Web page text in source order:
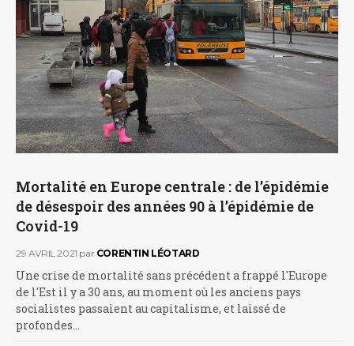
Mortalité en Europe centrale : de l’épidémie
de désespoir des années 90 à l’épidémie de
Covid-19
29 AVRIL 2021 par CORENTIN LÉOTARD
Une crise de mortalité sans précédent a frappé l'Europe
de l'Est il y a 30 ans, au moment où les anciens pays
socialistes passaient au capitalisme, et laissé de
profondes…